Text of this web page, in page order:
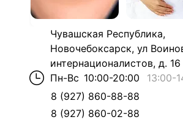
Чувашская Республика,
Новочебоксарск, ул
интернационалистов, д. 16
Пн-Вс 10:00-20:00 13:00-
8 (927) 860-88-88
8 (927) 860-02-88